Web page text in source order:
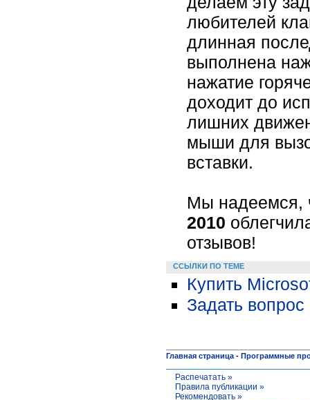
любителей
длинная
выполнена
нажатие
доходит до
лишних
мыши для
вставки.
Мы надеемся,
2010
отзывов!
ССЫЛКИ ПО ТЕМЕ
Купить
Задать
Главная страница - Программные
Распечатать »
Правила публикации »
Рекомендовать »